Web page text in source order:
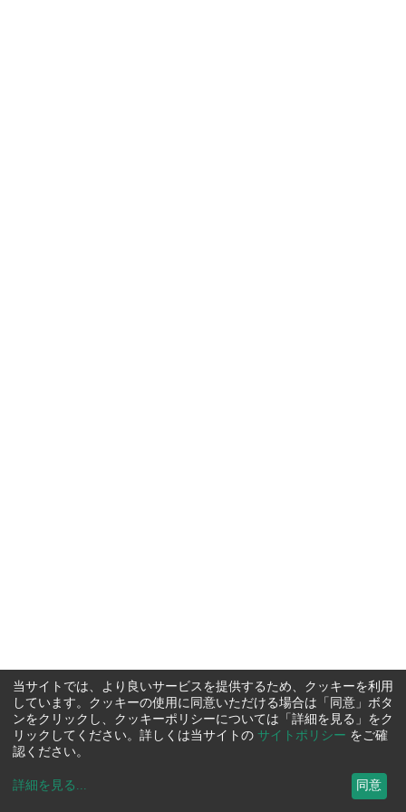
当サイトでは、より良いサービスを提供するため、クッキーを利用
しています。クッキーの使用に同意いただける場合は「同意」ボタ
ンをクリックし、クッキーポリシーについては「詳細を見る」をク
リックしてください。詳しくは当サイトの サイトポリシー をご確
認ください。
詳細を見る ... 同意